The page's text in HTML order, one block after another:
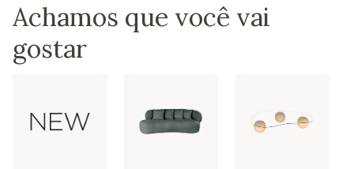
Achamos que você vai
gostar